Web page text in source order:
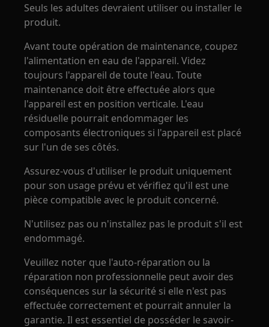
Seuls les adultes devraient utiliser ou installer le
produit.
Avant toute opération de maintenance, coupez
l'alimentation en eau de l'appareil. Videz
toujours l'appareil de toute l'eau. Toute
maintenance doit être effectuée alors que
l'appareil est en position verticale. L'eau
résiduelle pourrait endommager les
composants électroniques si l'appareil est placé
sur l'un de ses côtés.
Assurez-vous d'utiliser le produit uniquement
pour son usage prévu et vérifiez qu'il est une
pièce compatible avec le produit concerné.
N'utilisez pas ou n'installez pas le produit s'il est
endommagé.
Veuillez noter que l'auto-réparation ou la
réparation non professionnelle peut avoir des
conséquences sur la sécurité si elle n'est pas
effectuée correctement et pourrait annuler la
garantie. Il est essentiel de posséder le savoir-